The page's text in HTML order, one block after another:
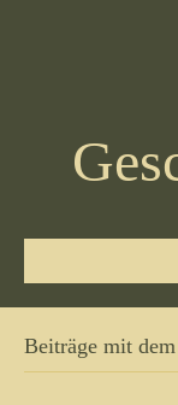
Beiträge mit